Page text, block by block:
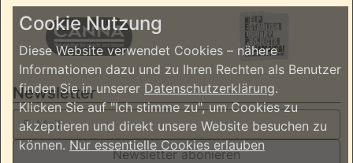
Newsletter
Newsletter abonieren
Cookie Nutzung
Diese Website verwendet Cookies – nähere
Informationen dazu und zu Ihren Rechten als Benutzer
finden Sie in unserer Datenschutzerklärung.
Klicken Sie auf "Ich stimme zu", um Cookies zu
akzeptieren und direkt unsere Website besuchen zu
können.Nur essentielle Cookies erlauben